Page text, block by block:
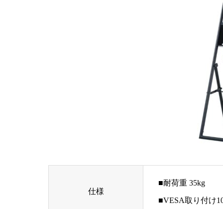
仕様
■耐荷重 35kg
■VESA取り付け